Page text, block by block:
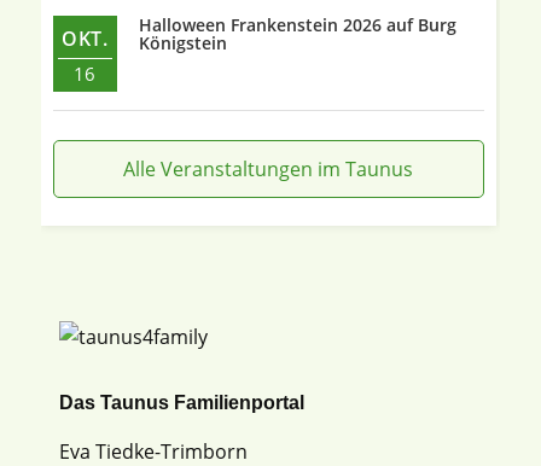
OKT.
16
Halloween Frankenstein 2026 auf Burg
Königstein
Alle Veranstaltungen im Taunus
Das Taunus Familienportal
Eva Tiedke-Trimborn